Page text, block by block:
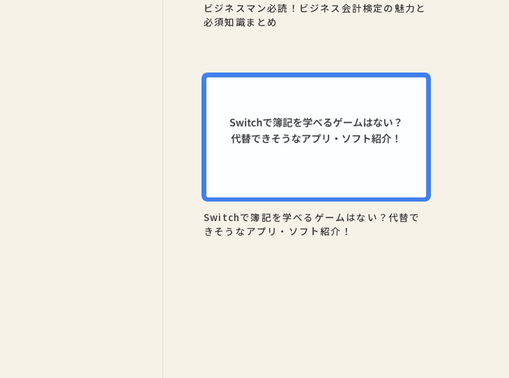
ビジネスマン必読！ビジネス会計検定の魅力と
必須知識まとめ
Switchで簿記を学べるゲームはない？代替で
きそうなアプリ・ソフト紹介！